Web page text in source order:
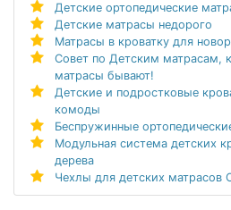
Детские ортопедические
Детские матрасы недорого
Матрасы в кроватку для
Совет по Детским матрасам,
матрасы бывают!
Детские и подростковые
комоды
Беспружинные
Модульная система детских
дерева
Чехлы для детских матрасов